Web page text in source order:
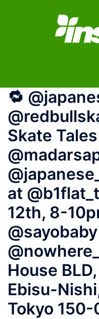
ス
🔁
Skate
at
12th, 8-
House
Ebisu-
Tokyo